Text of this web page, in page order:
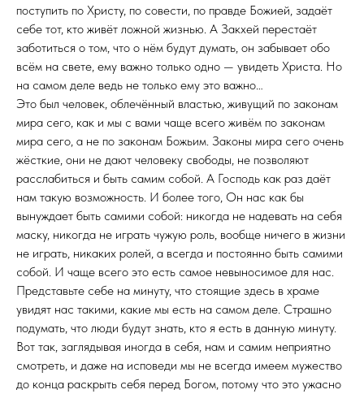
поступить по Христу, по совести, по правде Божией, задаёт
себе тот, кто живёт ложной жизнью. А Закхей перестаёт
заботиться о том, что о нём будут думать, он забывает обо
всём на свете, ему важно только одно — увидеть Христа. Но
на самом деле ведь не только ему это важно…
Это был человек, облечённый властью, живущий по законам
мира сего, как и мы с вами чаще всего живём по законам
мира сего, а не по законам Божьим. Законы мира сего очень
жёсткие, они не дают человеку свободы, не позволяют
расслабиться и быть самим собой. А Господь как раз даёт
нам такую возможность. И более того, Он нас как бы
вынуждает быть самими собой: никогда не надевать на себя
маску, никогда не играть чужую роль, вообще ничего в жизни
не играть, никаких ролей, а всегда и постоянно быть самими
собой. И чаще всего это есть самое невыносимое для нас.
Представьте себе на минуту, что стоящие здесь в храме
увидят нас такими, какие мы есть на самом деле. Страшно
подумать, что люди будут знать, кто я есть в данную минуту.
Вот так, заглядывая иногда в себя, нам и самим неприятно
смотреть, и даже на исповеди мы не всегда имеем мужество
до конца раскрыть себя перед Богом, потому что это ужасно